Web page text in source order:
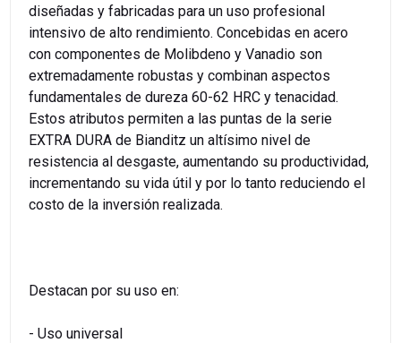
diseñadas y fabricadas para un uso profesional
intensivo de alto rendimiento. Concebidas en acero
con componentes de Molibdeno y Vanadio son
extremadamente robustas y combinan aspectos
fundamentales de dureza 60-62 HRC y tenacidad.
Estos atributos permiten a las puntas de la serie
EXTRA DURA de Bianditz un altísimo nivel de
resistencia al desgaste, aumentando su productividad,
incrementando su vida útil y por lo tanto reduciendo el
costo de la inversión realizada.
Destacan por su uso en:
- Uso universal